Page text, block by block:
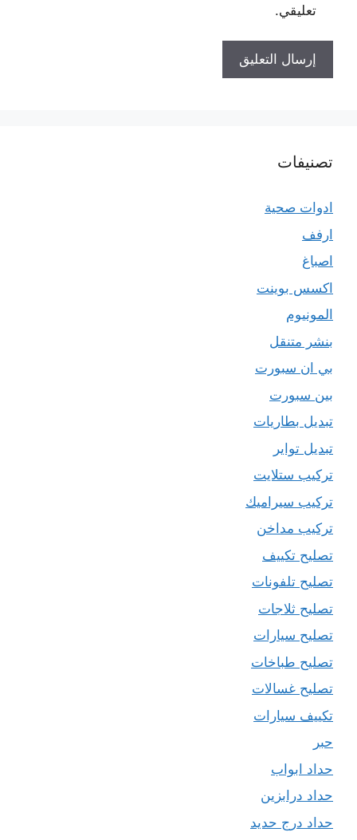
تعليقي.
تصنيفات
ادوات صحية
ارفف
اصباغ
اكسس بوينت
المونيوم
بنشر متنقل
بي ان سبورت
بين سبورت
تبديل بطاريات
تبديل تواير
تركيب ستلايت
تركيب سيراميك
تركيب مداخن
تصليح تكييف
تصليح تلفونات
تصليح ثلاجات
تصليح سيارات
تصليح طباخات
تصليح غسالات
تكييف سيارات
حبر
حداد ابواب
حداد درابزين
حداد درج حديد